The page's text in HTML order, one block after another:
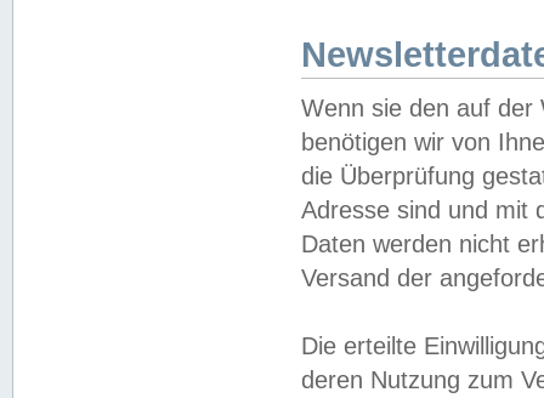
Wenn sie den auf der
benötigen wir von
die Überprüfung
Adresse sind und mit
Daten werden nicht
Versand der
Die erteilte
deren Nutzung zum